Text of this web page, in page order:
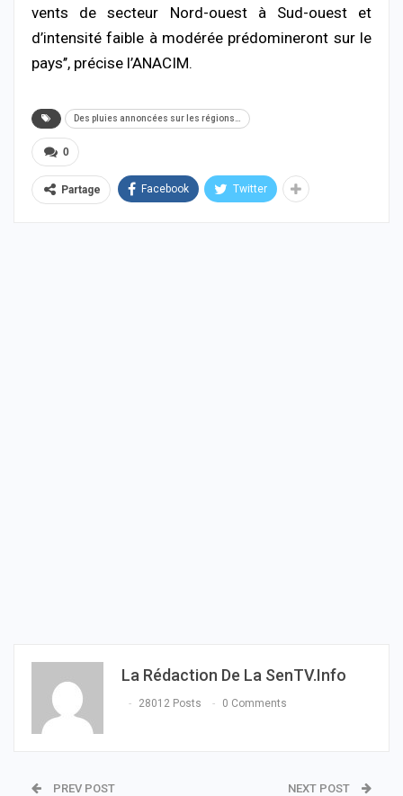
vents de secteur Nord-ouest à Sud-ouest et
d’intensité faible à modérée prédomineront sur le
pays’’, précise l’ANACIM.
Des pluies annoncées sur les régions…
0
Partage Facebook Twitter
La Rédaction De La SenTV.info
28012 Posts 0 Comments
PREV POST NEXT POST